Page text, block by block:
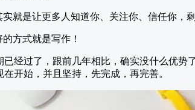
就是让更多人知道你、关注你、信任你，
方式就是写作！
经过了，跟前几年相比，确实没什么优势
开始，并且坚持，先完成，再完善。